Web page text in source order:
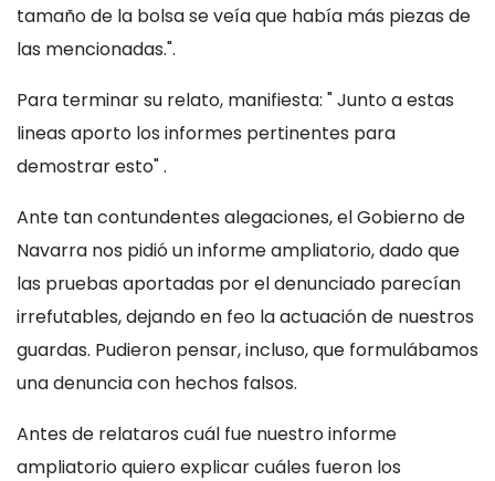
tamaño de la bolsa se veía que había más piezas de
las mencionadas.".
Para terminar su relato, manifiesta: " Junto a estas
lineas aporto los informes pertinentes para
demostrar esto" .
Ante tan contundentes alegaciones, el Gobierno de
Navarra nos pidió un informe ampliatorio, dado que
las pruebas aportadas por el denunciado parecían
irrefutables, dejando en feo la actuación de nuestros
guardas. Pudieron pensar, incluso, que formulábamos
una denuncia con hechos falsos.
Antes de relataros cuál fue nuestro informe
ampliatorio quiero explicar cuáles fueron los